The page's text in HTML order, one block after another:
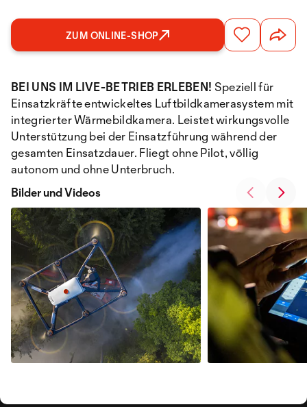
ZUM ONLINE-SHOP
BEI UNS IM LIVE-BETRIEB ERLEBEN! Speziell für
Einsatzkräfte entwickeltes Luftbildkamerasystem mit
integrierter Wärmebildkamera. Leistet wirkungsvolle
Unterstützung bei der Einsatzführung während der
gesamten Einsatzdauer. Fliegt ohne Pilot, völlig
autonom und ohne Unterbruch.
Bilder und Videos